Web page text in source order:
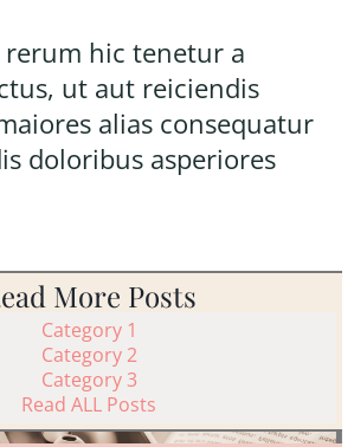
hic tenetur a
ut aut reiciendis
alias consequatur
doloribus asperiores
More Posts
Category 1
Category 2
Category 3
Read ALL Posts